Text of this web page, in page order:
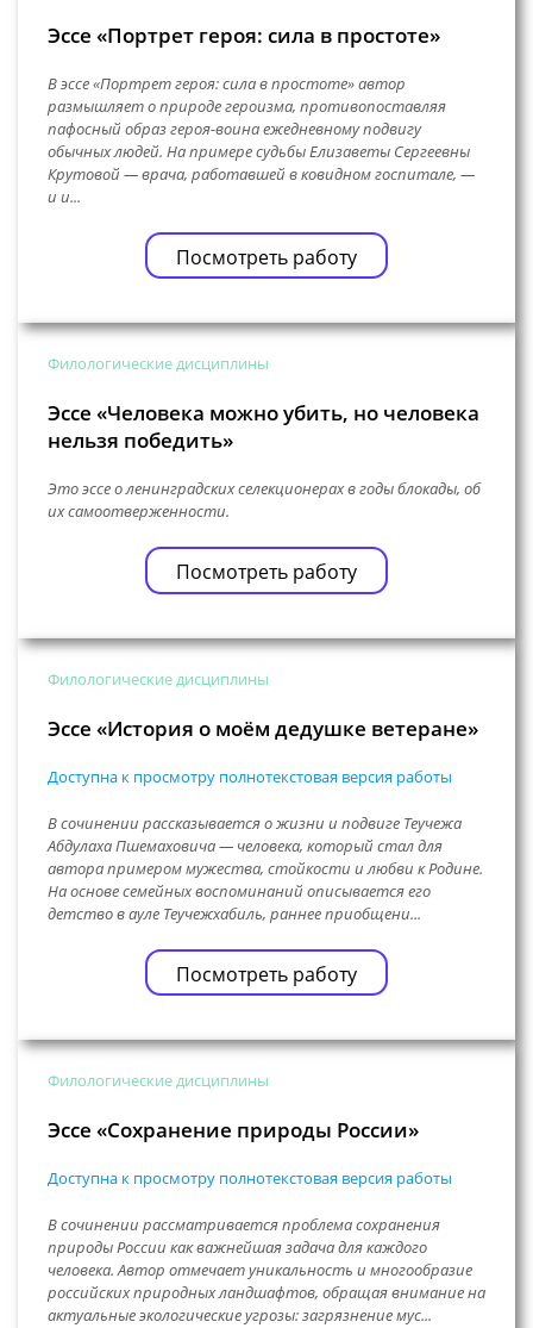
Эссе «Портрет героя: сила в простоте»
В эссе «Портрет героя: сила в простоте» автор
размышляет о природе героизма, противопоставляя
пафосный образ героя-воина ежедневному подвигу
обычных людей. На примере судьбы Елизаветы Сергеевны
Крутовой — врача, работавшей в ковидном госпитале, —
и и...
Посмотреть работу
Филологические дисциплины
Эссе «Человека можно убить, но человека
нельзя победить»
Это эссе о ленинградских селекционерах в годы блокады, об
их самоотверженности.
Посмотреть работу
Филологические дисциплины
Эссе «История о моём дедушке ветеране»
Доступна к просмотру полнотекстовая версия работы
В сочинении рассказывается о жизни и подвиге Теучежа
Абдулаха Пшемаховича — человека, который стал для
автора примером мужества, стойкости и любви к Родине.
На основе семейных воспоминаний описывается его
детство в ауле Теучежхабиль, раннее приобщени...
Посмотреть работу
Филологические дисциплины
Эссе «Сохранение природы России»
Доступна к просмотру полнотекстовая версия работы
В сочинении рассматривается проблема сохранения
природы России как важнейшая задача для каждого
человека. Автор отмечает уникальность и многообразие
российских природных ландшафтов, обращая внимание на
актуальные экологические угрозы: загрязнение мус...